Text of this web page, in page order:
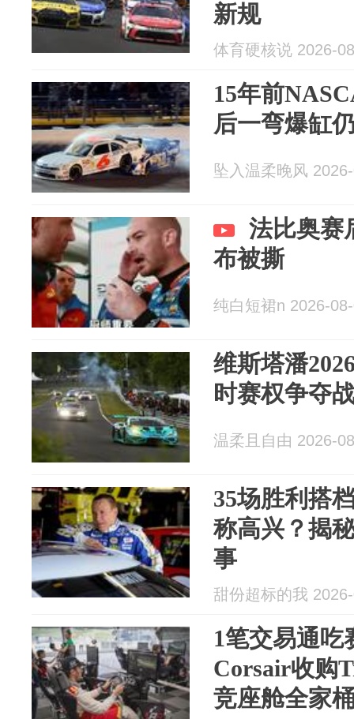
新规
体育硬核说 2026-
15年前
后一弯爆缸
坠入温柔晚风
法比奥赛
布被撕
纯白短裙n 2026-
维斯塔潘
时赛权争夺
温柔且自由 2026-
35场胜利搭
称高兴？揭
事
甜份超标的我
1笔交易通吃
Corsair收购
竞座舱全家